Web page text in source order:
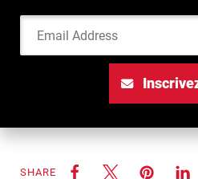
SHARE